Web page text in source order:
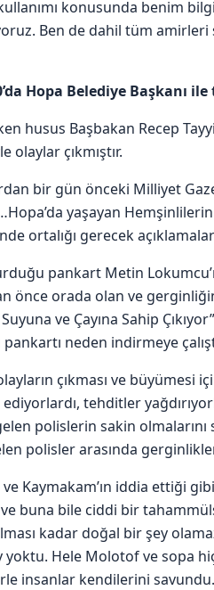
kullanımı konusunda benim
Ben de dahil tüm amirleri
Hopa Belediye Başkanı
husus Başbakan Recep
çıkmıştır.
bir gün önceki Milliyet
yaşayan
ortalığı gerecek
pankart Metin
önce orada olan ve
ve Çayına Sahip
pankartı neden indirmeye
çıkması ve büyümesi
tehditler
polislerin sakin olmalarını
polisler arasında
ve Kaymakam’ın iddia ettiği
buna bile ciddi bir
kadar doğal bir şey
Hele Molotof ve sopa
insanlar kendilerini savundu.